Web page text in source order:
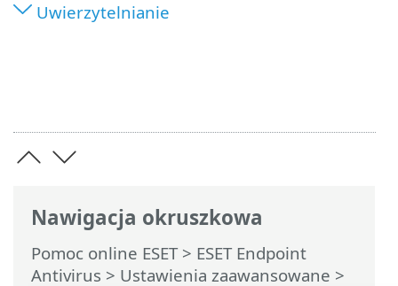
Nawigacja okruszkowa
Pomoc online ESET> ESET Endpoint
Antivirus > Ustawienia zaawansowane >
Uwierzytelnianie